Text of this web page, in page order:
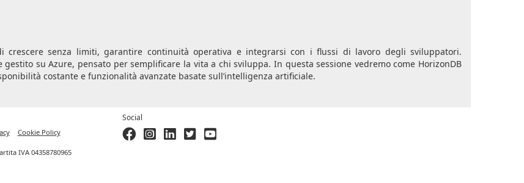
crescere senza limiti, garantire continuità operativa e integrarsi con i flussi di lavoro degli sviluppatori.
gestito su Azure, pensato per semplificare la vita a chi sviluppa. In questa sessione vedremo come HorizonDB
costante e funzionalità avanzate basate sull’intelligenza artificiale.
Cookie Policy
Social
IVA 04358780965